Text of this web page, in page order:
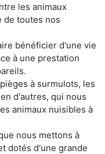
les animaux
de toutes nos
bénéficier d'une vie
à une prestation
à surmulots, les
d'autres, qui nous
animaux nuisibles à
nous mettons à
dotés d'une grande